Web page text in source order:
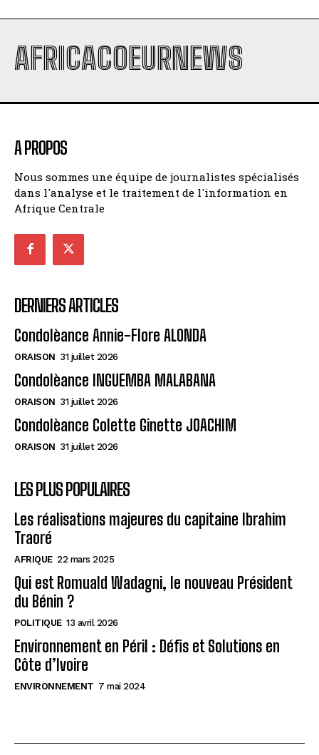
AFRICACOEURNEWS
A PROPOS
Nous sommes une équipe de journalistes spécialisés
dans l'analyse et le traitement de l'information en
Afrique Centrale
DERNIERS ARTICLES
Condolèance Annie-Flore ALONDA
ORAISON 31 juillet 2026
Condolèance INGUEMBA MALABANA
ORAISON 31 juillet 2026
Condolèance Colette Ginette JOACHIM
ORAISON 31 juillet 2026
LES PLUS POPULAIRES
Les réalisations majeures du capitaine Ibrahim
Traoré
AFRIQUE 22 mars 2025
Qui est Romuald Wadagni, le nouveau Président
du Bénin ?
POLITIQUE 13 avril 2026
Environnement en Péril : Défis et Solutions en
Côte d’Ivoire
ENVIRONNEMENT 7 mai 2024